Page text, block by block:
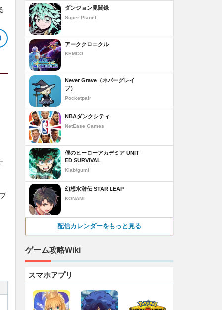
ダンジョン見聞録
Super Planet
アーククロニクル
KEMCO
Never Grave（ネバーグレイ
ブ）
Pocketpair
NBAダンクシティ
NetEase Games
僕のヒーローアカデミア UNIT
ED SURVIVAL
Klab/gumi
幻想水滸伝 STAR LEAP
KONAMI
配信カレンダーをもっと見る
ゲーム攻略Wiki
スマホアプリ